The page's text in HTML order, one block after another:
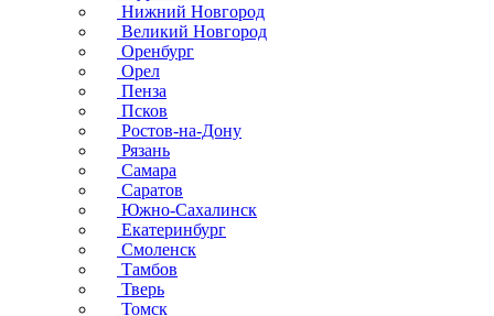
Нижний Новгород
Великий Новгород
Оренбург
Орел
Пенза
Псков
Ростов-на-Дону
Рязань
Самара
Саратов
Южно-Сахалинск
Екатеринбург
Смоленск
Тамбов
Тверь
Томск